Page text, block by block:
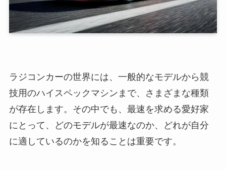
ラジコンカーの世界には、一般的なモデルから競
技用のハイスペックマシンまで、さまざまな種類
が存在します。その中でも、最速を求める愛好家
にとって、どのモデルが最速なのか、どれが自分
に適しているのかを知ることは重要です。